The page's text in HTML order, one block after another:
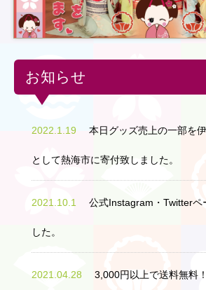
お知らせ
2022.1.19 本日グッズ売上の一部を
として熱海市に寄付致しました。
2021.10.1 公式Instagram・Twitterペ
した。
2021.04.28 3,000円以上で送料無料！